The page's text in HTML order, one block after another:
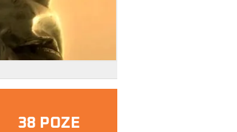
38 POZE